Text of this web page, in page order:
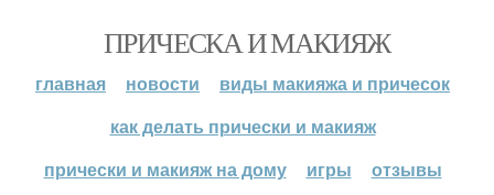
ПРИЧЕСКА И МАКИЯЖ
главная новости
виды макияжа и причесок
как делать прически и макияж
прически и макияж на дому
игры отзывы